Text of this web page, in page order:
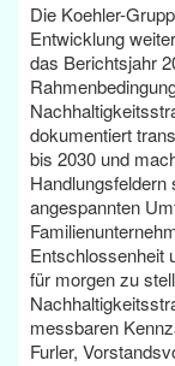
Die Koehler-
Entwicklung
das Berichtsjahr
dokumentiert
bis 2030 und
angespannten
Entschlossenheit
für morgen zu
messbaren
Furler,